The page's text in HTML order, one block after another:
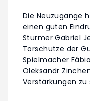
Die Neuzugänge
einen guten
Stürmer Gabriel
Torschütze der
Spielmacher
Oleksandr
Verstärkungen zu